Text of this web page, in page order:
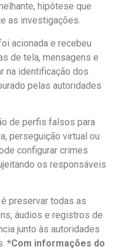
hipótese que
as investigações.
acionada e recebeu
de tela, mensagens e
na identificação dos
pelas autoridades
de perfis falsos para
perseguição virtual ou
configurar crimes
os responsáveis
preservar todas as
áudios e registros de
junto às autoridades
*Com informações do